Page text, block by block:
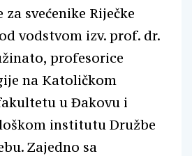
svećenike Riječke
vodstvom izv. prof. dr.
profesorice
na Katoličkom
u Đakovu i
institutu Družbe
Zajedno sa